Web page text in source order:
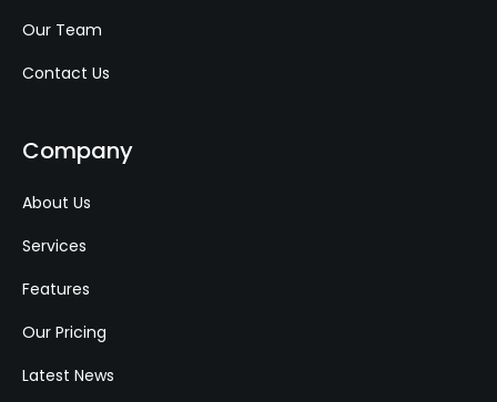
Our Team
Contact Us
Company
About Us
Services
Features
Our Pricing
Latest News